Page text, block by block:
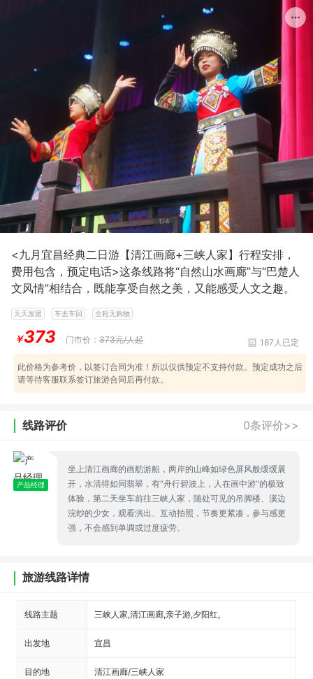
1/4
<九月宜昌经典二日游【清江画廊+三峡人家】行程安排，
费用包含，预定电话>这条线路将“自然山水画廊”与“巴楚人
文风情”相结合，既能享受自然之美，又能感受人文之趣。
天天发团 车去车回 全程无购物
￥373 门市价： 373元/人起 187人已定
此价格为参考价，以签订合同为准！所以仅供预定不支持付款。预定成功之后
请等待客服联系签订旅游合同后再付款。
线路评价 0条评价>>
产品经理
坐上清江画廊的画舫游船，两岸的山峰如绿色屏风般缓缓展
开，水清得如同翡翠，有“舟行碧波上，人在画中游”的极致
体验，第二天坐车前往三峡人家，随处可见的吊脚楼、溪边
浣纱的少女，观看演出、互动拍照，节奏更紧凑，参与感更
强，不会感到单调或过度疲劳。
旅游线路详情
线路主题 三峡人家,清江画廊,亲子游,夕阳红,
出发地 宜昌
目的地 清江画廊/三峡人家